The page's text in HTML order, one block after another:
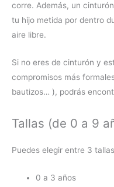
corre. Además, un
tu hijo metida por dentro
aire libre.
Si no eres de cinturón y
compromisos más
bautizos… ), podrás
Tallas (de 0 a 9
Puedes elegir entre 3
0 a 3 años